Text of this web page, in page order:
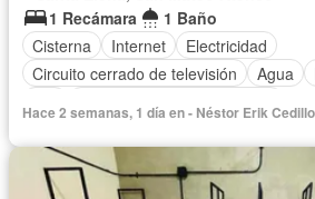
1 Recámara
1 Baño
Cisterna
Internet
Electricidad
Circuito cerrado de televisión
Agua
Hace 2 semanas, 1 día en - Néstor Erik